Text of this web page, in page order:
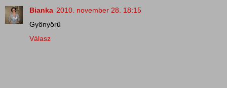
Bianka 2010. november 28. 18:15
Gyönyörű
Válasz